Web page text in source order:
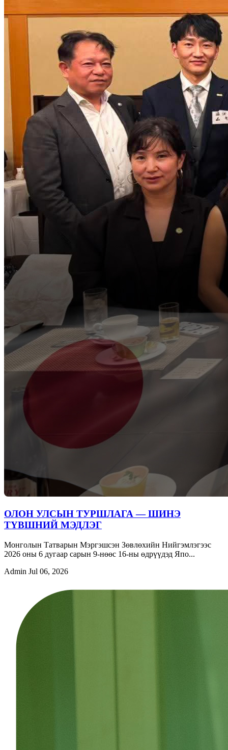
ОЛОН УЛСЫН ТУРШЛАГА — ШИНЭ
ТҮВШНИЙ МЭДЛЭГ
Монголын Татварын Мэргэшсэн Зөвлөхийн Нийгэмлэгээс
2026 оны 6 дугаар сарын 9-нөөс 16-ны өдрүүдэд Япо...
Admin Jul 06, 2026